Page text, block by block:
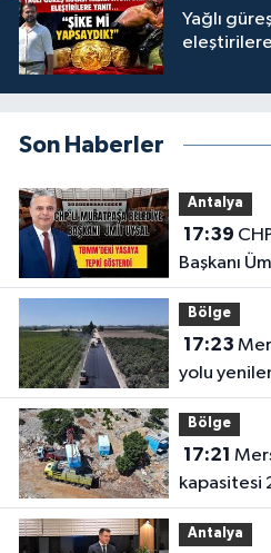
Yağlı
Son Haberler
Antalya
17:39
Başkanı
yasaya
Bölge
17:23
yolu
Bölge
17:21
kapasitesi
Antalya